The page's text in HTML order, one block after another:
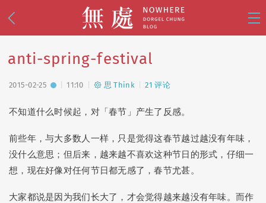
anti-spring-festival
2015-02-25 11:10 思 Think 21 评论
不知道什么时候起，对「春节」产生了反感。
前些年，与大多数人一样，只是觉得这春节越过越没有年味，
没什么意思；但后来，越来越不喜欢这种节日的形式，仔细一
想，现在好像对任何节日都无感了，春节尤甚。
大家都说是因为我们长大了，才会觉得越来越没有年味。而作
乱 Mess (74) 事 Live (112)
影 Shoot (81) 思 Think (18)